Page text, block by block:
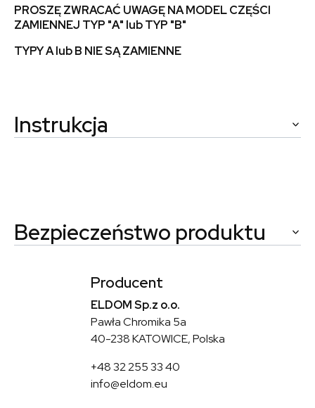
PROSZĘ ZWRACAĆ UWAGĘ NA MODEL CZĘŚCI
ZAMIENNEJ TYP "A" lub TYP "B"
TYPY A lub B NIE SĄ ZAMIENNE
Instrukcja
Bezpieczeństwo produktu
Producent
ELDOM Sp.z o.o.
Pawła Chromika 5a
40-238 KATOWICE, Polska
+48 32 255 33 40
info@eldom.eu